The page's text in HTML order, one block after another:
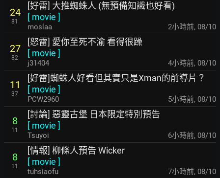
24
81
[好雷] 大推蜘蛛人 (無預備知識也好看)
[ movie ]
moslaa 2小時前, 08/10
27
82
[怒雷] 愛你至死不渝 看得很躁
[ movie ]
j31404 4小時前, 08/10
11
37
[好雷]蜘蛛人好看但其實只是Xman的前導片？
[ movie ]
PCW2960 5小時前, 08/10
8
11
[討論] 惡靈古堡 日本限定特別預告
[ movie ]
Tsuyoi 6小時前, 08/10
8
11
[情報] 柳條人預告 Wicker
[ movie ]
tuhsiaofu 7小時前, 08/10